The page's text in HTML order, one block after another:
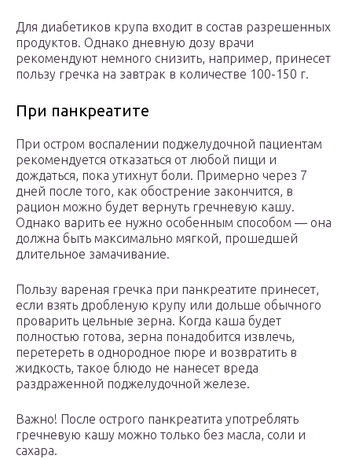
Для диабетиков крупа входит в состав разрешенных
продуктов. Однако дневную дозу врачи
рекомендуют немного снизить, например, принесет
пользу гречка на завтрак в количестве 100-150 г.
При панкреатите
При остром воспалении поджелудочной пациентам
рекомендуется отказаться от любой пищи и
дождаться, пока утихнут боли. Примерно через 7
дней после того, как обострение закончится, в
рацион можно будет вернуть гречневую кашу.
Однако варить ее нужно особенным способом — она
должна быть максимально мягкой, прошедшей
длительное замачивание.
Пользу вареная гречка при панкреатите принесет,
если взять дробленую крупу или дольше обычного
проварить цельные зерна. Когда каша будет
полностью готова, зерна понадобится извлечь,
перетереть в однородное пюре и возвратить в
жидкость, такое блюдо не нанесет вреда
раздраженной поджелудочной железе.
Важно! После острого панкреатита употреблять
гречневую кашу можно только без масла, соли и
сахара.